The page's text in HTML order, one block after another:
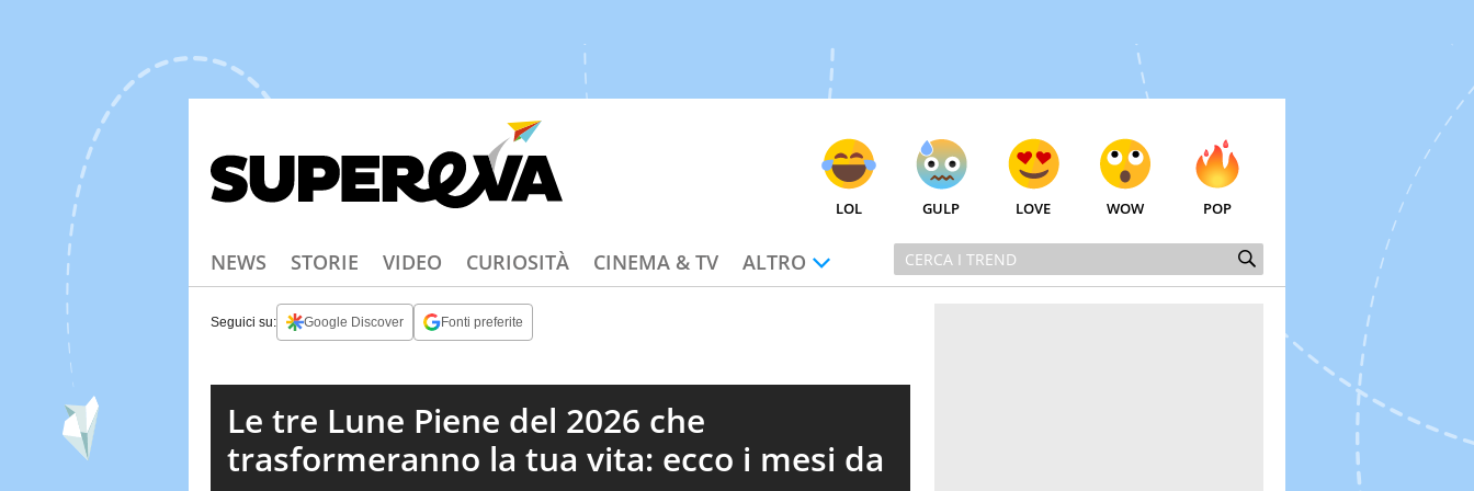
LOL GULP LOVE WOW POP
NEWS STORIE VIDEO CURIOSITÀ CINEMA & TV ALTRO
Seguici su: Google Discover Fonti preferite
Le tre Lune Piene del 2026 che
trasformeranno la tua vita: ecco i mesi da